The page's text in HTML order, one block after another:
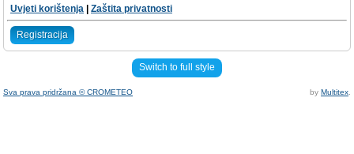
Uvjeti korištenja
Zaštita privatnosti
Registracija
Switch to full style
Sva prava pridržana © CROMETEO by Multitex